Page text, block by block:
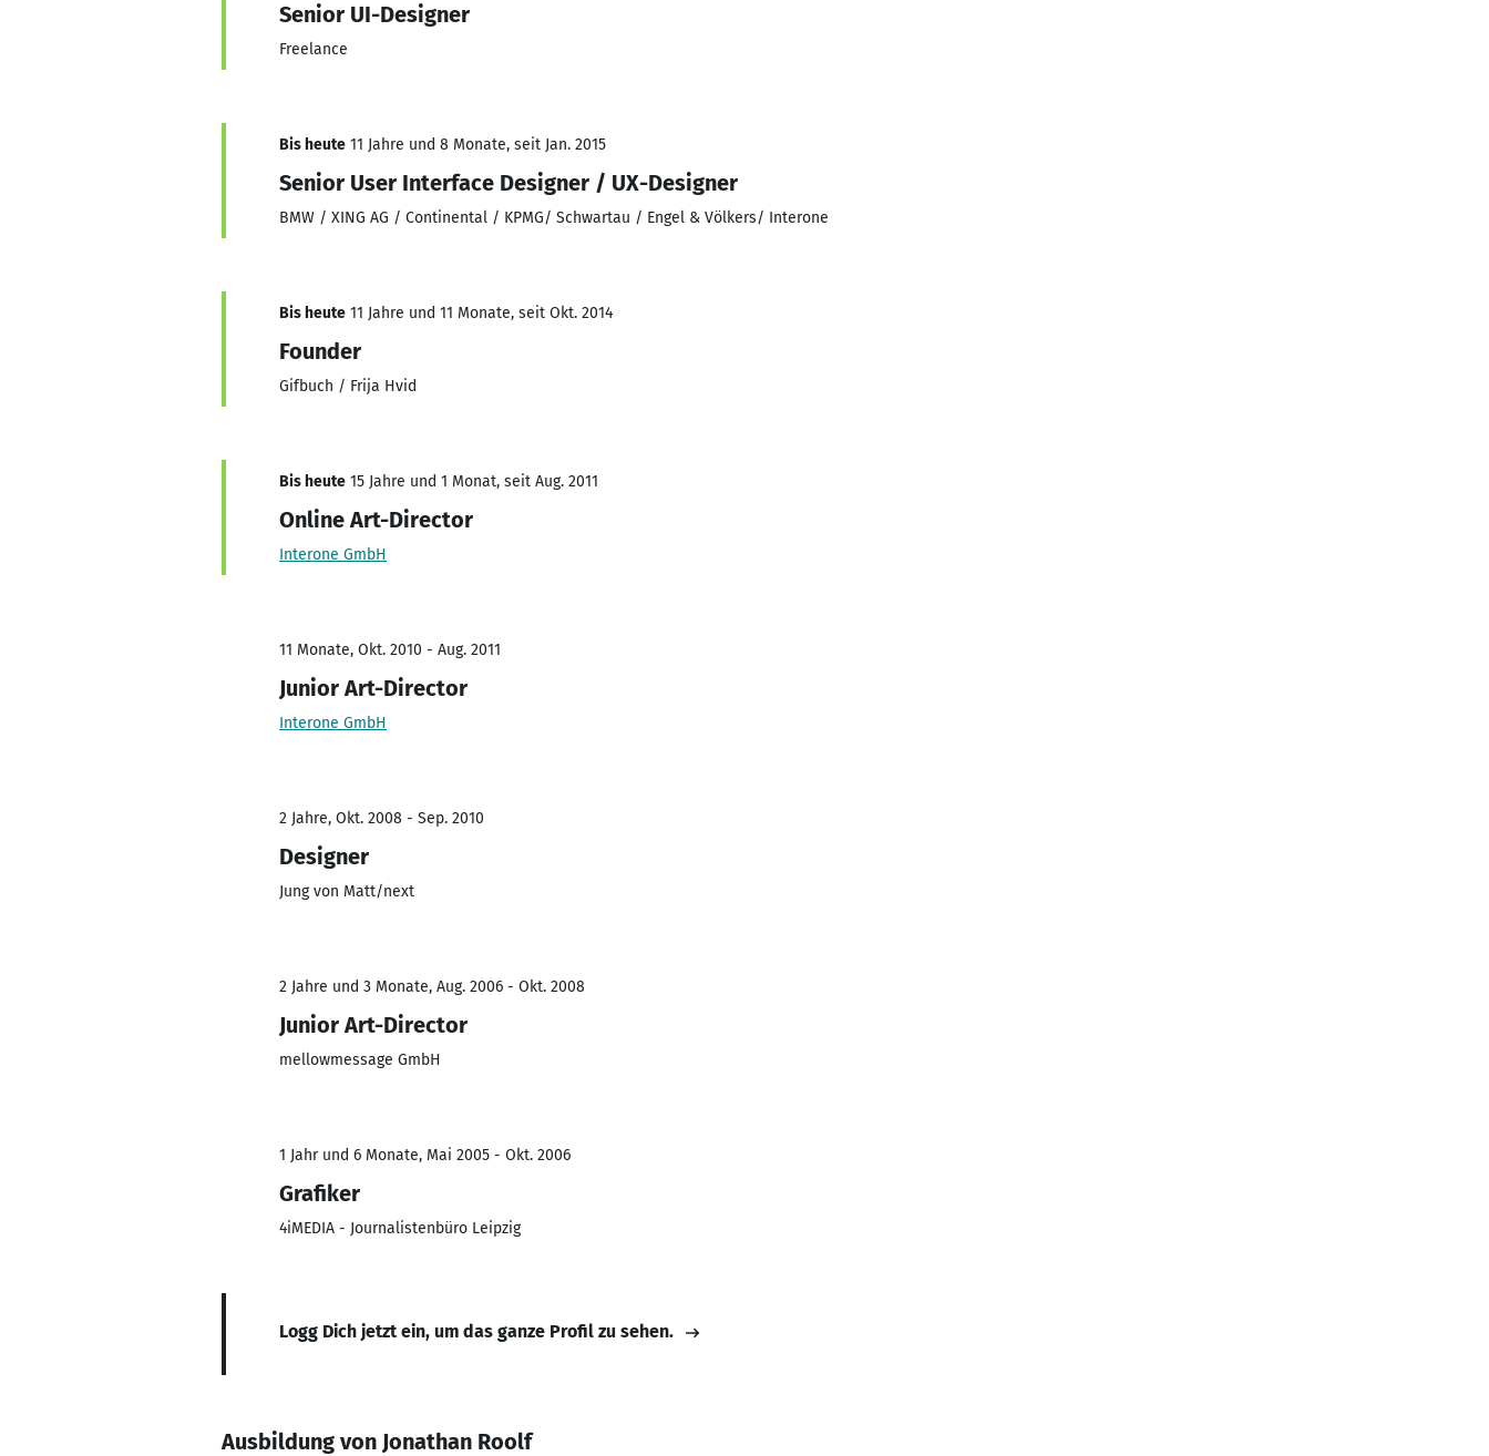
Senior UI-Designer
Freelance
Bis heute 11 Jahre und 8 Monate, seit Jan. 2015
Senior User Interface Designer / UX-Designer
BMW / XING AG / Continental / KPMG/ Schwartau / Engel & Völkers/ Interone
Bis heute 11 Jahre und 11 Monate, seit Okt. 2014
Founder
Gifbuch / Frija Hvid
Bis heute 15 Jahre und 1 Monat, seit Aug. 2011
Online Art-Director
Interone GmbH
11 Monate, Okt. 2010 - Aug. 2011
Junior Art-Director
Interone GmbH
2 Jahre, Okt. 2008 - Sep. 2010
Designer
Jung von Matt/next
2 Jahre und 3 Monate, Aug. 2006 - Okt. 2008
Junior Art-Director
mellowmessage GmbH
1 Jahr und 6 Monate, Mai 2005 - Okt. 2006
Grafiker
4iMEDIA - Journalistenbüro Leipzig
Logg Dich jetzt ein, um das ganze Profil zu sehen.
Ausbildung von Jonathan Roolf